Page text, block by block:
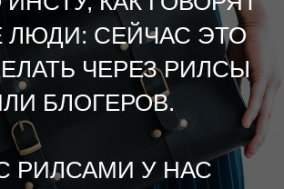
СЕЙЧАС ЭТО
ЧЕРЕЗ РИЛСЫ
БЛОГЕРОВ.
РИЛСАМИ У НАС